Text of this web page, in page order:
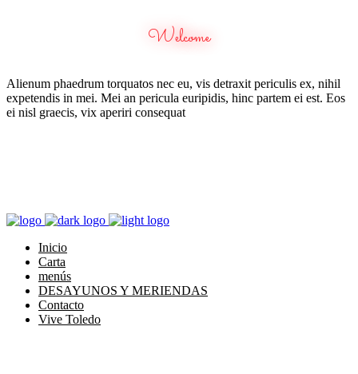
Welcome
Alienum phaedrum torquatos nec eu, vis detraxit periculis ex, nihil
expetendis in mei. Mei an pericula euripidis, hinc partem ei est. Eos
ei nisl graecis, vix aperiri consequat
Inicio
Carta
menús
DESAYUNOS Y MERIENDAS
Contacto
Vive Toledo